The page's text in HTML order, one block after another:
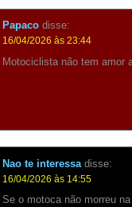
Papaco disse:
16/04/2026 às 23:44
Motociclista não tem amor
Nao te interessa disse:
16/04/2026 às 14:55
Se o motoca não morreu